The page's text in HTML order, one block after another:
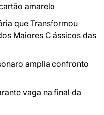
amarelo
que Transformou
Maiores Clássicos das
amplia confronto
vaga na final da